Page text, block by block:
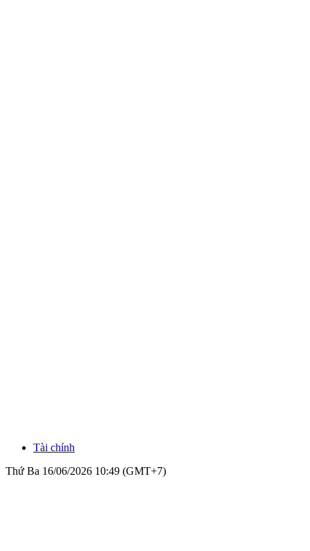
Tài chính
Thứ Ba 16/06/2026 10:49 (GMT+7)